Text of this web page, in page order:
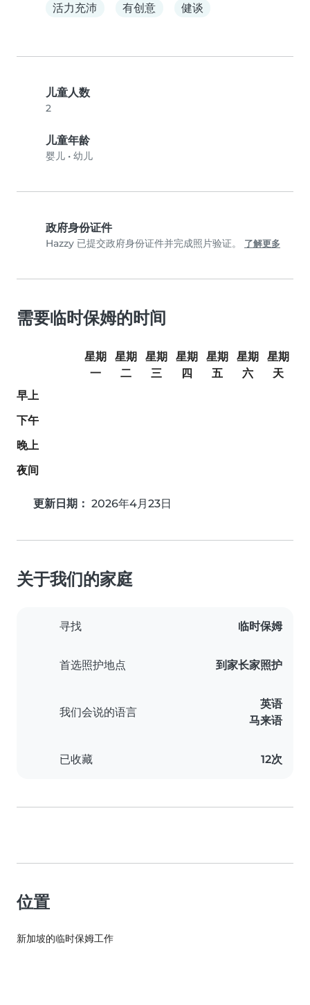
活力充沛
有创意 健谈
儿童人数
2
儿童年龄
婴儿 • 幼儿
政府身份证件
Hazzy 已提交政府身份证件并完成照片验证。 了解更多
需要临时保姆的时间
星期
一
星期
二
星期
三
星期
四
星期
五
星期
六
星期
天
早上
下午
晚上
夜间
更新日期： 2026年4月23日
关于我们的家庭
寻找 临时保姆
首选照护地点 到家长家照护
我们会说的语言
英语
马来语
已收藏 12次
位置
新加坡的临时保姆工作